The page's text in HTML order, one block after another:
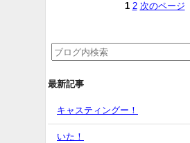
1 2 次のページ
最新記事
キャスティングー！
いた！